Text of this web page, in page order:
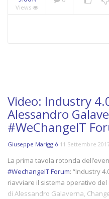
Views
Video: Industry
Alessandro
#WeChangeIT
Giuseppe Mariggiò 11 Settembre
La prima tavola rotonda
#WechangeIT Forum: “Industry
riavviare il sistema operativo del
di Alessandro Galaverna,